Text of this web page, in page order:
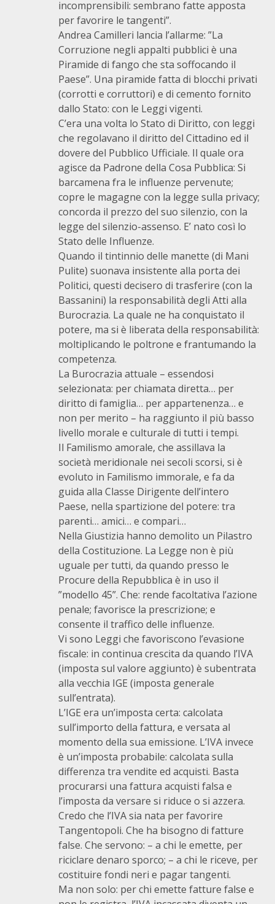
incomprensibili: sembrano fatte apposta
per favorire le tangenti”.
Andrea Camilleri lancia l’allarme: ”La
Corruzione negli appalti pubblici è una
Piramide di fango che sta soffocando il
Paese”. Una piramide fatta di blocchi privati
(corrotti e corruttori) e di cemento fornito
dallo Stato: con le Leggi vigenti.
C’era una volta lo Stato di Diritto, con leggi
che regolavano il diritto del Cittadino ed il
dovere del Pubblico Ufficiale. Il quale ora
agisce da Padrone della Cosa Pubblica: Si
barcamena fra le influenze pervenute;
copre le magagne con la legge sulla privacy;
concorda il prezzo del suo silenzio, con la
legge del silenzio-assenso. E’ nato così lo
Stato delle Influenze.
Quando il tintinnio delle manette (di Mani
Pulite) suonava insistente alla porta dei
Politici, questi decisero di trasferire (con la
Bassanini) la responsabilità degli Atti alla
Burocrazia. La quale ne ha conquistato il
potere, ma si è liberata della responsabilità:
moltiplicando le poltrone e frantumando la
competenza.
La Burocrazia attuale – essendosi
selezionata: per chiamata diretta… per
diritto di famiglia… per appartenenza… e
non per merito – ha raggiunto il più basso
livello morale e culturale di tutti i tempi.
Il Familismo amorale, che assillava la
società meridionale nei secoli scorsi, si è
evoluto in Familismo immorale, e fa da
guida alla Classe Dirigente dell’intero
Paese, nella spartizione del potere: tra
parenti… amici… e compari…
Nella Giustizia hanno demolito un Pilastro
della Costituzione. La Legge non è più
uguale per tutti, da quando presso le
Procure della Repubblica è in uso il
”modello 45”. Che: rende facoltativa l’azione
penale; favorisce la prescrizione; e
consente il traffico delle influenze.
Vi sono Leggi che favoriscono l’evasione
fiscale: in continua crescita da quando l’IVA
(imposta sul valore aggiunto) è subentrata
alla vecchia IGE (imposta generale
sull’entrata).
L’IGE era un’imposta certa: calcolata
sull’importo della fattura, e versata al
momento della sua emissione. L’IVA invece
è un’imposta probabile: calcolata sulla
differenza tra vendite ed acquisti. Basta
procurarsi una fattura acquisti falsa e
l’imposta da versare si riduce o si azzera.
Credo che l’IVA sia nata per favorire
Tangentopoli. Che ha bisogno di fatture
false. Che servono: – a chi le emette, per
riciclare denaro sporco; – a chi le riceve, per
costituire fondi neri e pagar tangenti.
Ma non solo: per chi emette fatture false e